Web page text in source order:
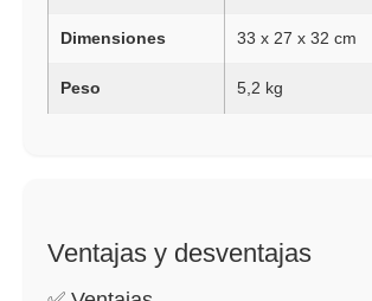
Dimensiones 33 x 27 x 32 cm
Peso 5,2 kg
Ventajas y desventajas